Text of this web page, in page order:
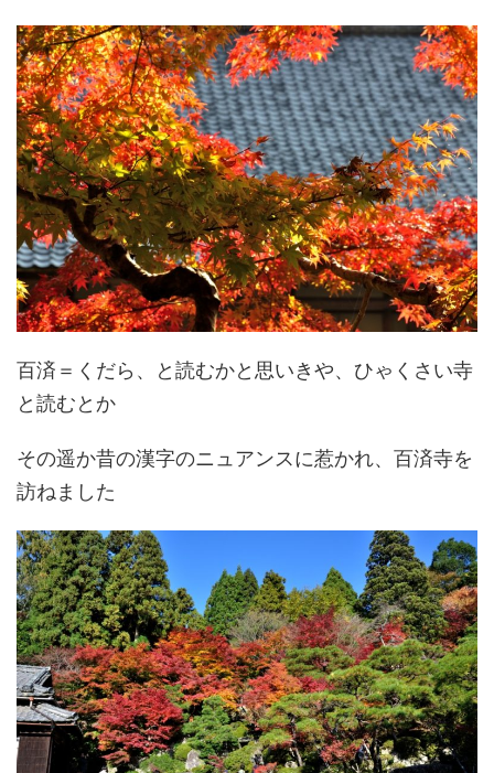
百済＝くだら、と読むかと思いきや、ひゃくさい寺
と読むとか
その遥か昔の漢字のニュアンスに惹かれ、百済寺を
訪ねました